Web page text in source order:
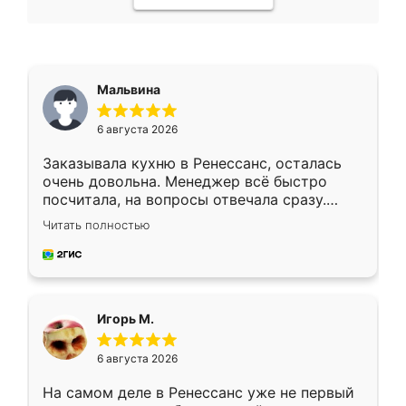
Мальвина
6 августа 2026
Заказывала кухню в Ренессанс, осталась
очень довольна. Менеджер всё быстро
посчитала, на вопросы отвечала сразу.
Замерщик приехал в субботу, подошёл к
делу со всей ответственностью. Собрали
за день, ребята работали аккуратно, даже
Читать полностью
Игорь М.
6 августа 2026
На самом деле в Ренессанс уже не первый